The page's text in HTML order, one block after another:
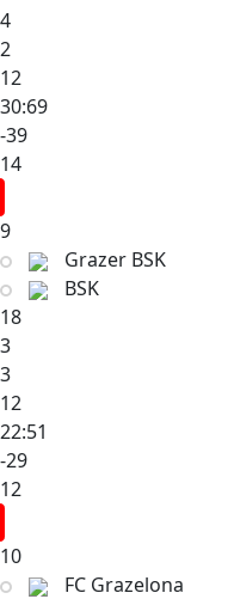
4
2
12
30:69
-39
14
9
Grazer BSK
BSK
18
3
3
12
22:51
-29
12
10
FC Grazelona